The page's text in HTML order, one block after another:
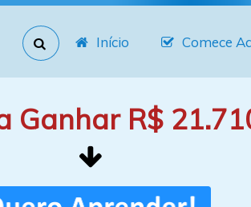
Início Comece
Ganhar R$